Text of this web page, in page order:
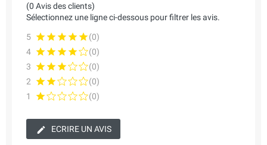
(0 Avis des clients)
Sélectionnez une ligne ci-dessous pour filtrer les avis.
5
(0)
4
(0)
3
(0)
2
(0)
1
(0)
ECRIRE UN AVIS